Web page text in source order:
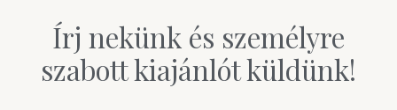
Írj nekünk és személyre
szabott kiajánlót küldünk!